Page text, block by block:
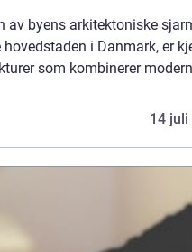
av byens arkitektoniske
i Danmark, er
som kombinerer
14 juli